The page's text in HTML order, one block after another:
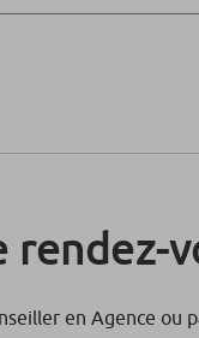
rendez-
en Agence ou